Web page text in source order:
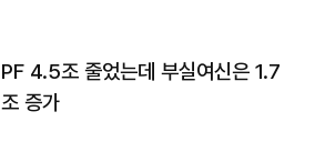
PF 4.5조 줄었는데 부실여신은 1.7
조 증가